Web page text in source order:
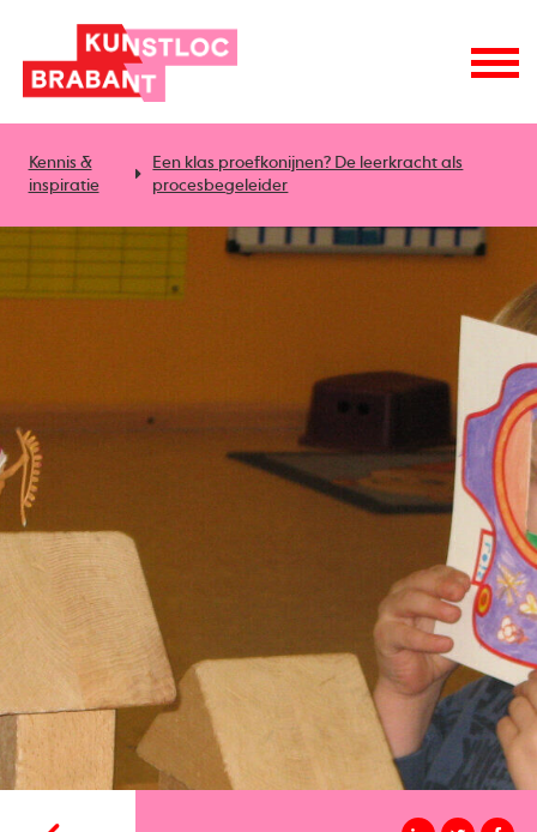
Kennis &
inspiratie
Een klas proefkonijnen? De leerkracht als
procesbegeleider